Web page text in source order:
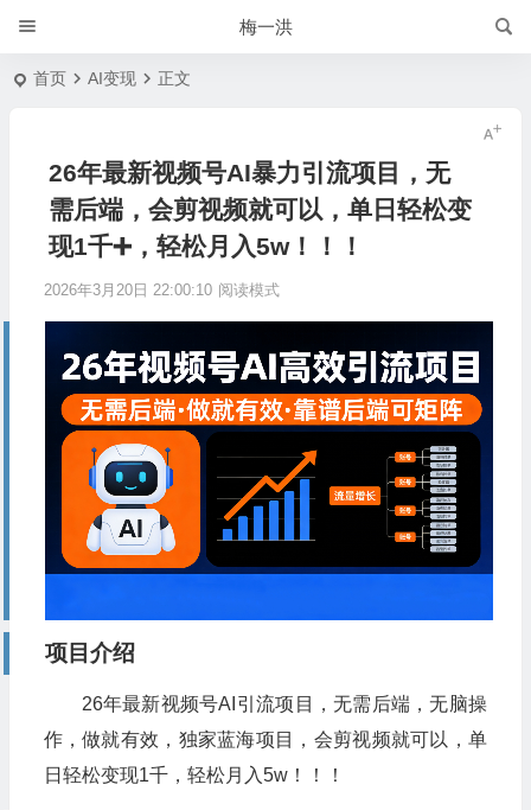
梅一洪
首页 AI变现 正文
26年最新视频号AI暴力引流项目，无
需后端，会剪视频就可以，单日轻松变
现1千➕，轻松月入5w！！！
2026年3月20日 22:00:10 阅读模式
项目介绍
26年最新视频号AI引流项目，无需后端，无脑操
作，做就有效，独家蓝海项目，会剪视频就可以，单
日轻松变现1千，轻松月入5w！！！